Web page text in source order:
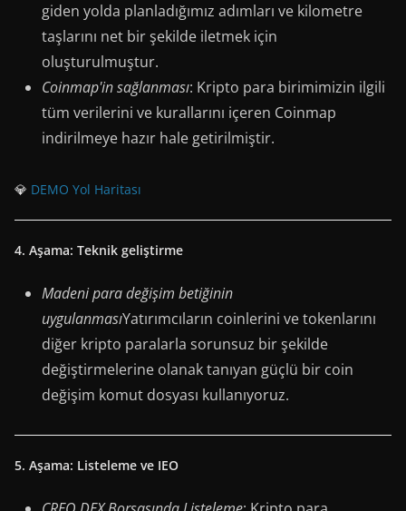
giden yolda planladığımız adımları ve kilometre
taşlarını net bir şekilde iletmek için
oluşturulmuştur.
Coinmap'in sağlanması: Kripto para birimimizin ilgili
tüm verilerini ve kurallarını içeren Coinmap
indirilmeye hazır hale getirilmiştir.
💎 DEMO Yol Haritası
4. Aşama: Teknik geliştirme
Madeni para değişim betiğinin
uygulanmasıYatırımcıların coinlerini ve tokenlarını
diğer kripto paralarla sorunsuz bir şekilde
değiştirmelerine olanak tanıyan güçlü bir coin
değişim komut dosyası kullanıyoruz.
5. Aşama: Listeleme ve IEO